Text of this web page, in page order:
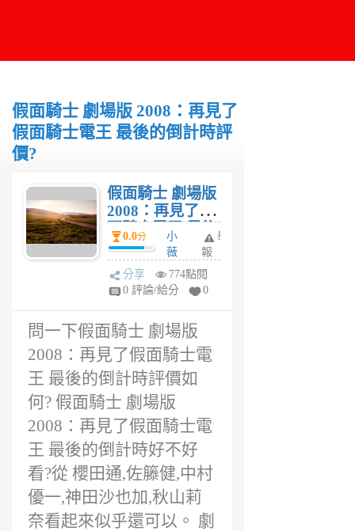
假面騎士 劇場版 2008：再見了
假面騎士電王 最後的倒計時評
價?
假面騎士 劇場版
2008：再見了假
面騎士電王 最後
的倒計時評價?
0.0分
小
薇
兒
6
舉
報
分享
774點閱
0 評論/給分
0
問一下假面騎士 劇場版
2008：再見了假面騎士電
王 最後的倒計時評價如
何? 假面騎士 劇場版
2008：再見了假面騎士電
王 最後的倒計時好不好
看?從 櫻田通,佐籐健,中村
優一,神田沙也加,秋山莉
奈看起來似乎還可以。 劇